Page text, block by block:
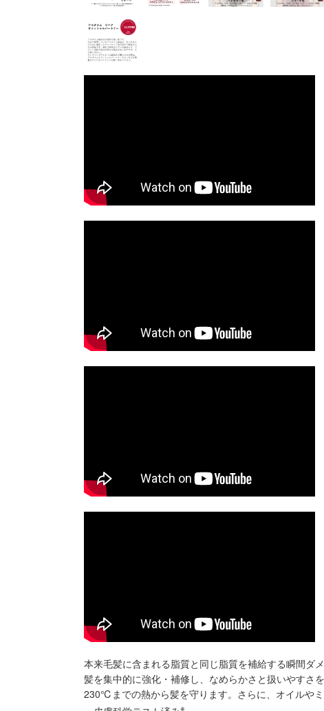
本来毛髪に含まれる脂質と同じ脂質を補給する瞬間ダメ
髪を集中的に強化・補修し、なめらかさと扱いやすさを
230℃までの熱から髪を守ります。さらに、オイルやミ
※